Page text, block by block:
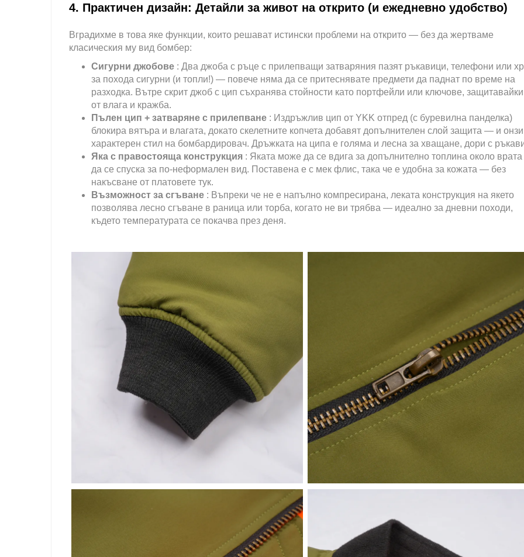
4. Практичен дизайн: Детайли за живот на открито (и ежедневно удобство)
Вградихме в това яке функции, които решават истински проблеми на открито — без да жертваме
класическия му вид бомбер:
Сигурни джобове : Два джоба с ръце с прилепващи затваряния пазят ръкавици, телефони или
за похода сигурни (и топли!) — повече няма да се притеснявате предмети да паднат по време на
разходка. Вътре скрит джоб с цип съхранява стойности като портфейли или ключове, защитавайки
от влага и кражба.
Пълен цип + затваряне с прилепване : Издръжлив цип от YKK отпред (с буревилна панделка)
блокира вятъра и влагата, докато скелетните копчета добавят допълнителен слой защита — и онзи
характерен стил на бомбардировач. Дръжката на ципа е голяма и лесна за хващане, дори с
Яка с правостояща конструкция : Яката може да се вдига за допълнително топлина около врата
да се спуска за по-неформален вид. Поставена е с мек флис, така че е удобна за кожата — без
накъсване от платовете тук.
Възможност за сгъване : Въпреки че не е напълно компресирана, леката конструкция на якето
позволява лесно сгъване в раница или торба, когато не ви трябва — идеално за дневни походи,
където температурата се покачва през деня.